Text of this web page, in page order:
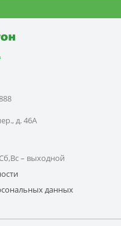
д. 46А
– выходной
данных